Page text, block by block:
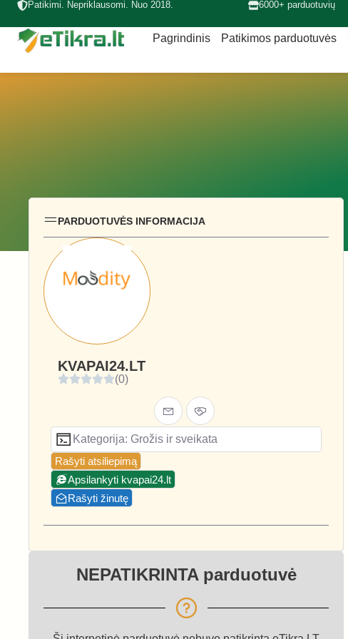
Patikimi. Nepriklausomi. Nuo 2018. 6000+ parduotuvių
Pagrindinis Patikimos parduotuvės
PARDUOTUVĖS INFORMACIJA
KVAPAI24.LT
(0)
Kategorija: Grožis ir sveikata
Rašyti atsiliepimą
Apsilankyti kvapai24.lt
Rašyti žinutę
NEPATIKRINTA parduotuvė